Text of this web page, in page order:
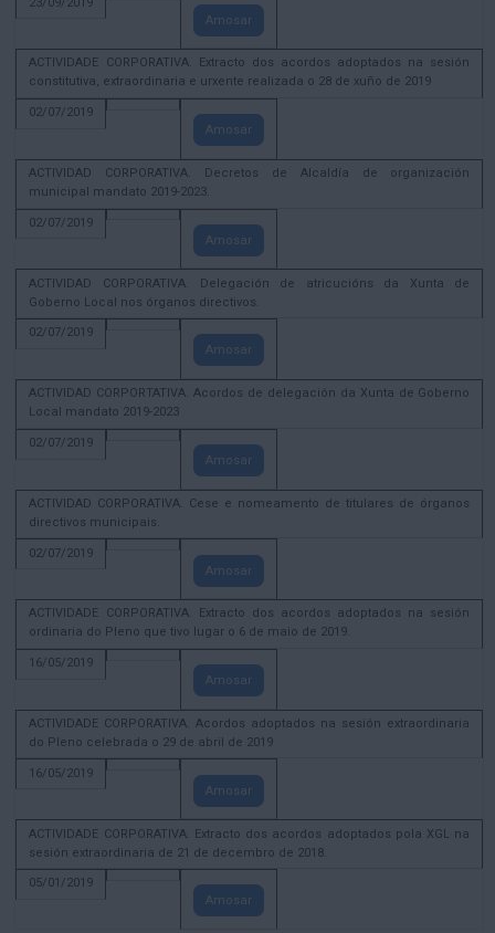
Amosar
ACTIVIDADE CORPORATIVA. Extracto dos acordos adoptados na sesión
constitutiva, extraordinaria e urxente realizada o 28 de xuño de 2019
02/07/2019
Amosar
ACTIVIDAD CORPORATIVA. Decretos de Alcaldía de organización
municipal mandato 2019-2023.
02/07/2019
Amosar
ACTIVIDAD CORPORATIVA. Delegación de atricucións da Xunta de
Goberno Local nos órganos directivos.
02/07/2019
Amosar
ACTIVIDAD CORPORTATIVA. Acordos de delegación da Xunta de Goberno
Local mandato 2019-2023
02/07/2019
Amosar
ACTIVIDAD CORPORATIVA. Cese e nomeamento de titulares de órganos
directivos municipais.
02/07/2019
Amosar
ACTIVIDADE CORPORATIVA. Extracto dos acordos adoptados na sesión
ordinaria do Pleno que tivo lugar o 6 de maio de 2019.
16/05/2019
Amosar
ACTIVIDADE CORPORATIVA. Acordos adoptados na sesión extraordinaria
do Pleno celebrada o 29 de abril de 2019
16/05/2019
Amosar
ACTIVIDADE CORPORATIVA. Extracto dos acordos adoptados pola XGL na
sesión extraordinaria de 21 de decembro de 2018.
05/01/2019
Amosar